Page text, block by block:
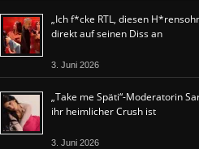
„Ich f*cke RTL, diesen
direkt auf seinen Diss an
3. Juni 2026
„Take me Späti“-Moderatorin
ihr heimlicher Crush ist
3. Juni 2026